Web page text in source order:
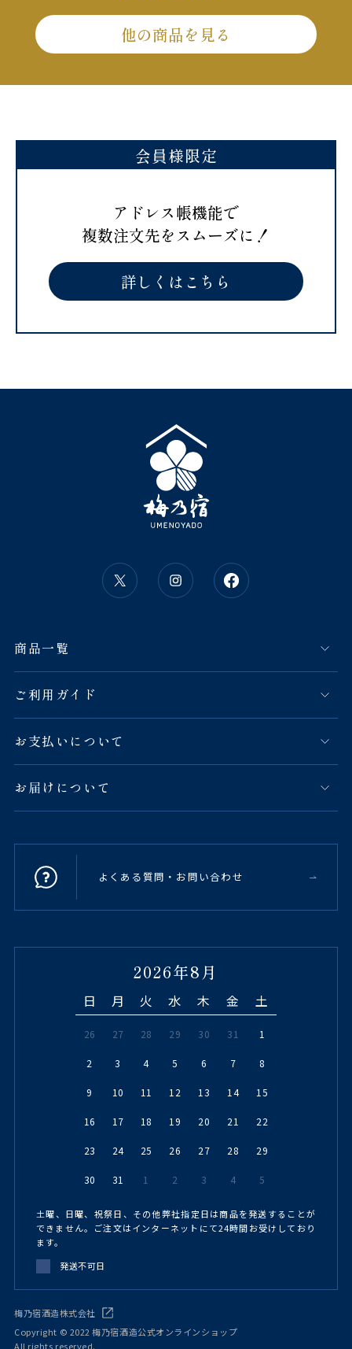
他の商品を見る
会員様限定
アドレス帳機能で
複数注文先をスムーズに！
詳しくはこちら
商品一覧
ご利用ガイド
お支払いについて
お届けについて
よくある質問・お問い合わせ
2026年8月
日 月 火 水 木 金 土
26 27 28 29 30 31 1
2 3 4 5 6 7 8
9 10 11 12 13 14 15
16 17 18 19 20 21 22
23 24 25 26 27 28 29
30 31 1 2 3 4 5
土曜、日曜、祝祭日、その他弊社指定日は商品を発送することが
できません。ご注文はインターネットにて24時間お受けしており
ます。
発送不可日
梅乃宿酒造株式会社
Copyright © 2022 梅乃宿酒造公式オンラインショップ
All rights reserved.